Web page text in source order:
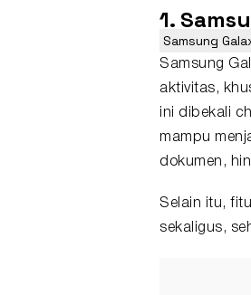
1.
Samsung
Samsung
aktivitas,
ini dibekali
mampu
dokumen,
Selain itu,
sekaligus,